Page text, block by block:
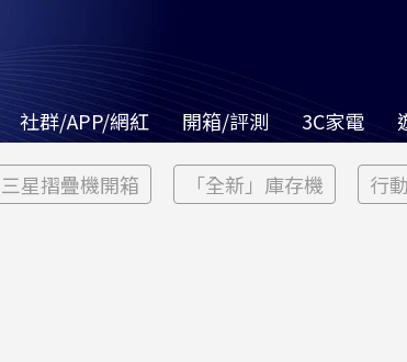
社群/APP/網紅 開箱/評測 3C家電
三星摺疊機開箱 「全新」庫存機 行